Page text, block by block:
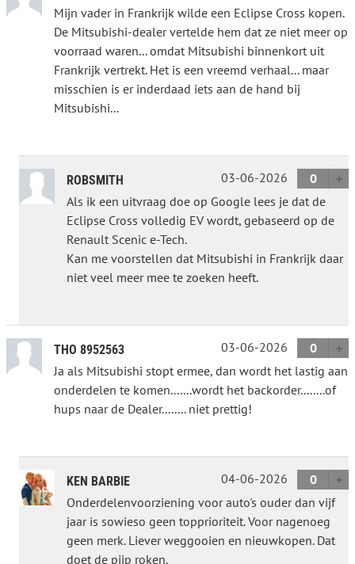
Mijn vader in Frankrijk wilde een Eclipse Cross kopen.
De Mitsubishi-dealer vertelde hem dat ze niet meer op
voorraad waren... omdat Mitsubishi binnenkort uit
Frankrijk vertrekt. Het is een vreemd verhaal... maar
misschien is er inderdaad iets aan de hand bij
Mitsubishi...
ROBSMITH 03-06-2026
0
Als ik een uitvraag doe op Google lees je dat de
Eclipse Cross volledig EV wordt, gebaseerd op de
Renault Scenic e-Tech.
Kan me voorstellen dat Mitsubishi in Frankrijk daar
niet veel meer mee te zoeken heeft.
THO 8952563 03-06-2026
0
Ja als Mitsubishi stopt ermee, dan wordt het lastig aan
onderdelen te komen.......wordt het backorder........of
hups naar de Dealer........ niet prettig!
KEN BARBIE 04-06-2026
0
Onderdelenvoorziening voor auto's ouder dan vijf
jaar is sowieso geen topprioriteit. Voor nagenoeg
geen merk. Liever weggooien en nieuwkopen. Dat
doet de pijp roken.